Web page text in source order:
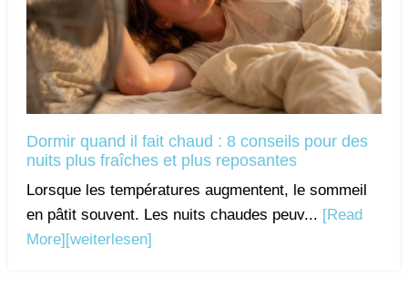
Dormir quand il fait chaud : 8 conseils pour des
nuits plus fraîches et plus reposantes
Lorsque les températures augmentent, le sommeil
en pâtit souvent. Les nuits chaudes peuv... [Read
More] [weiterlesen]